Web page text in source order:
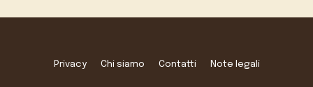
Privacy Chi siamo Contatti Note legali